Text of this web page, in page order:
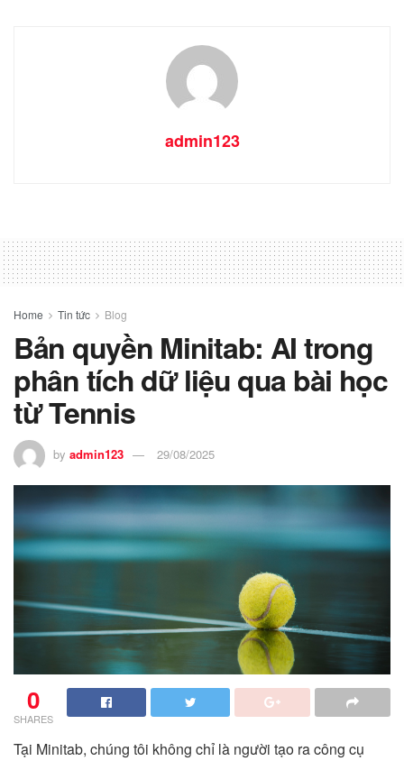
admin123
Home Tin tức Blog
Bản quyền Minitab: AI trong
phân tích dữ liệu qua bài học
từ Tennis
by admin123 29/08/2025
0
SHARES
Tại Minitab, chúng tôi không chỉ là người tạo ra công cụ